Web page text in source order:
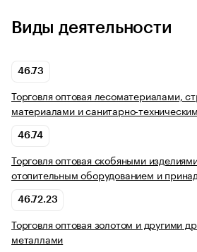
Виды деятельности
46.73
Торговля оптовая лесоматериалами,
материалами и санитарно-
46.74
Торговля оптовая скобяными
отопительным оборудованием и
46.72.23
Торговля оптовая золотом и другими
металлами